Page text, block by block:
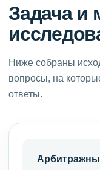
Задача и
Ниже собраны
вопросы, на
ответы.